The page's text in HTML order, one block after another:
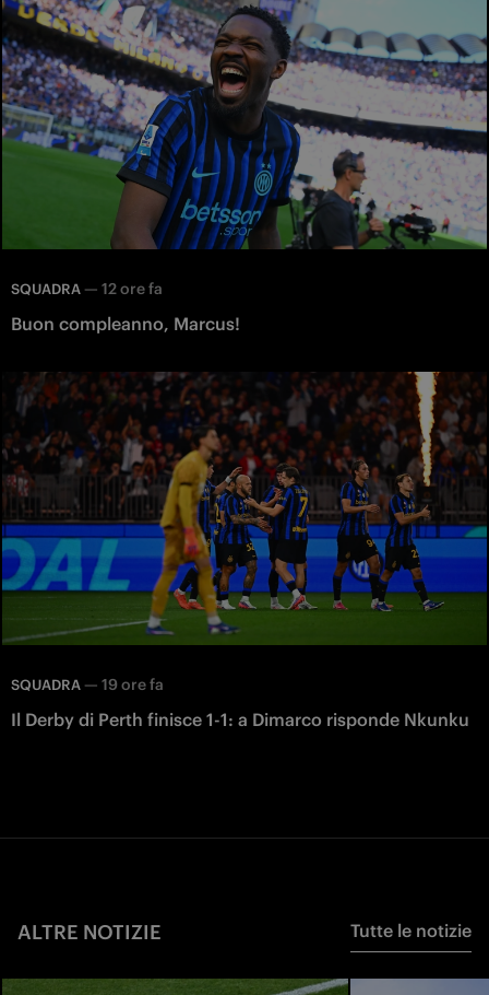
SQUADRA — 12 ore fa
Buon compleanno, Marcus!
SQUADRA — 19 ore fa
Il Derby di Perth finisce 1-1: a Dimarco risponde Nkunku
ALTRE NOTIZIE Tutte le notizie